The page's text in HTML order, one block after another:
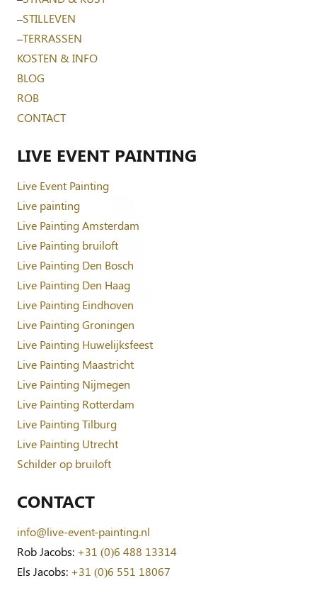
–STILLEVEN
–TERRASSEN
KOSTEN & INFO
BLOG
ROB
CONTACT
LIVE EVENT PAINTING
Live Event Painting
Live painting
Live Painting Amsterdam
Live Painting bruiloft
Live Painting Den Bosch
Live Painting Den Haag
Live Painting Eindhoven
Live Painting Groningen
Live Painting Huwelijksfeest
Live Painting Maastricht
Live Painting Nijmegen
Live Painting Rotterdam
Live Painting Tilburg
Live Painting Utrecht
Schilder op bruiloft
CONTACT
info@live-event-painting.nl
Rob Jacobs: +31 (0)6 488 13314
Els Jacobs: +31 (0)6 551 18067